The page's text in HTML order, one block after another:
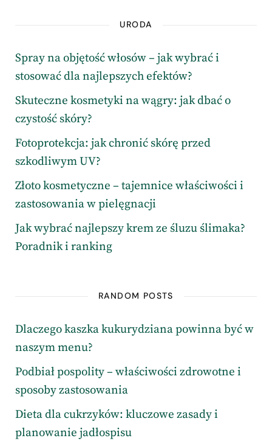
URODA
Spray na objętość włosów – jak wybrać i
stosować dla najlepszych efektów?
Skuteczne kosmetyki na wągry: jak dbać o
czystość skóry?
Fotoprotekcja: jak chronić skórę przed
szkodliwym UV?
Złoto kosmetyczne – tajemnice właściwości i
zastosowania w pielęgnacji
Jak wybrać najlepszy krem ze śluzu ślimaka?
Poradnik i ranking
RANDOM POSTS
Dlaczego kaszka kukurydziana powinna być w
naszym menu?
Podbiał pospolity – właściwości zdrowotne i
sposoby zastosowania
Dieta dla cukrzyków: kluczowe zasady i
planowanie jadłospisu